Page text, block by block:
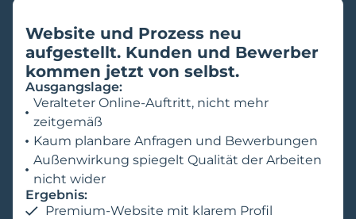
Website und Prozess neu
aufgestellt. Kunden und Bewerber
kommen jetzt von selbst.
Ausgangslage:
Veralteter Online-Auftritt, nicht mehr
zeitgemäß
Kaum planbare Anfragen und Bewerbungen
Außenwirkung spiegelt Qualität der Arbeiten
nicht wider
Ergebnis:
Premium-Website mit klarem Profil